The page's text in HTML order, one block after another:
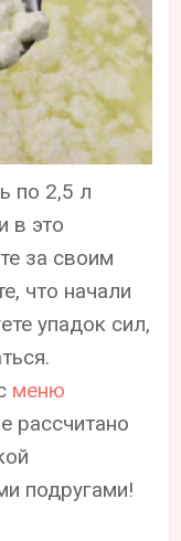
по 2,5 л
в это
за своим
что начали
упадок сил,
меню
рассчитано
подругами!